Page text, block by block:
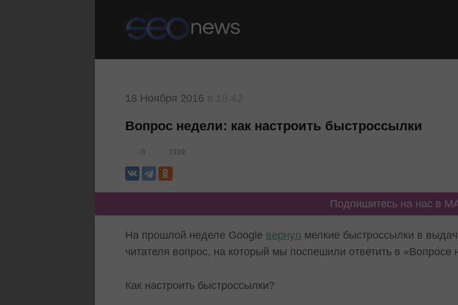
18 Ноября 2016
Вопрос недели: как настроить быстроссылки
0 7339
Подпишитесь на нас в
На прошлой неделе Google вернул мелкие быстроссылки в
читателя вопрос, на который мы поспешили ответить в «Вопросе
Как настроить быстроссылки?